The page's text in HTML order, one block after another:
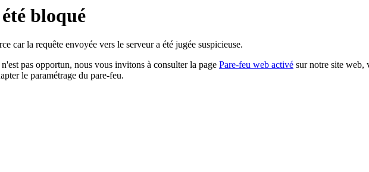
bloqué
car la requête envoyée vers le serveur a été jugée suspicieuse.
pas opportun, nous vous invitons à consulter la page Pare-feu web activé sur notre site web,
le paramétrage du pare-feu.